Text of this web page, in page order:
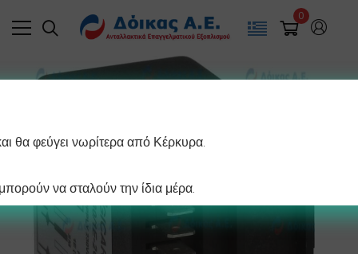
0
θα φεύγει νωρίτερα από Κέρκυρα.
να σταλούν την ίδια μέρα.